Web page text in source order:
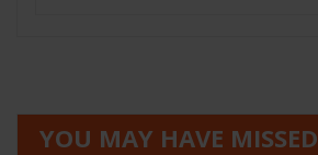
YOU MAY HAVE MISSED